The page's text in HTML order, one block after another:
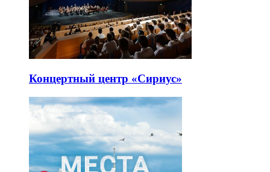
Концертный центр «Сириус»